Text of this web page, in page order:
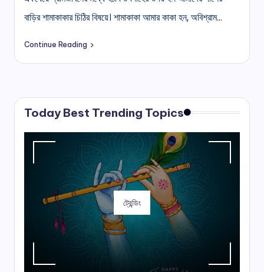
বাড়ির শামাকাকার চিঠির বিষয়ে। শামাকাকা আমার কাকা হন, অবিশ্রাম…
Continue Reading
Today Best Trending Topics
ট্রেন্ডিং